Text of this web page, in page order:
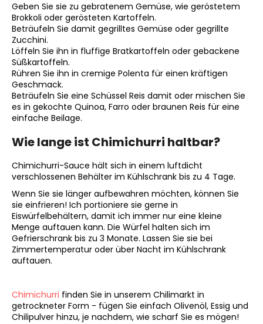
Geben Sie sie zu gebratenem Gemüse, wie geröstetem
Brokkoli oder gerösteten Kartoffeln.
Beträufeln Sie damit gegrilltes Gemüse oder gegrillte
Zucchini.
Löffeln Sie ihn in fluffige Bratkartoffeln oder gebackene
Süßkartoffeln.
Rühren Sie ihn in cremige Polenta für einen kräftigen
Geschmack.
Beträufeln Sie eine Schüssel Reis damit oder mischen Sie
es in gekochte Quinoa, Farro oder braunen Reis für eine
einfache Beilage.
Wie lange ist Chimichurri haltbar?
Chimichurri-Sauce hält sich in einem luftdicht
verschlossenen Behälter im Kühlschrank bis zu 4 Tage.
Wenn Sie sie länger aufbewahren möchten, können Sie
sie einfrieren! Ich portioniere sie gerne in
Eiswürfelbehältern, damit ich immer nur eine kleine
Menge auftauen kann. Die Würfel halten sich im
Gefrierschrank bis zu 3 Monate. Lassen Sie sie bei
Zimmertemperatur oder über Nacht im Kühlschrank
auftauen.
Chimichurri finden Sie in unserem Chilimarkt in
getrockneter Form - fügen Sie einfach Olivenöl, Essig und
Chilipulver hinzu, je nachdem, wie scharf Sie es mögen!